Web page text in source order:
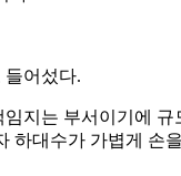
들어섰다.
지는 부서이기에 규
하대수가 가볍게 손